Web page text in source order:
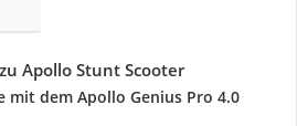
Apollo Stunt Scooter
mit dem Apollo Genius Pro 4.0